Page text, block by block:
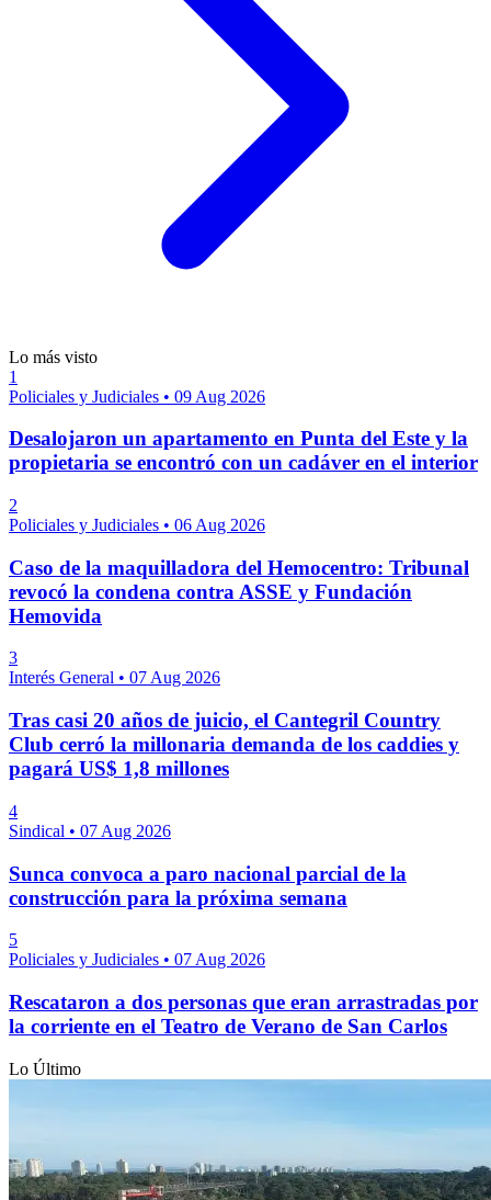
Lo más visto
1
Policiales y Judiciales • 09 Aug 2026
Desalojaron un apartamento en Punta del Este y la
propietaria se encontró con un cadáver en el interior
2
Policiales y Judiciales • 06 Aug 2026
Caso de la maquilladora del Hemocentro: Tribunal
revocó la condena contra ASSE y Fundación
Hemovida
3
Interés General • 07 Aug 2026
Tras casi 20 años de juicio, el Cantegril Country
Club cerró la millonaria demanda de los caddies y
pagará US$ 1,8 millones
4
Sindical • 07 Aug 2026
Sunca convoca a paro nacional parcial de la
construcción para la próxima semana
5
Policiales y Judiciales • 07 Aug 2026
Rescataron a dos personas que eran arrastradas por
la corriente en el Teatro de Verano de San Carlos
Lo Último